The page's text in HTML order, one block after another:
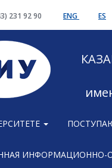
231 92 90 ENG ES
ИНФОРМАЦИОННО-